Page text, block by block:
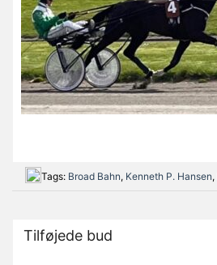
Tags: Broad Bahn, Kenneth P. Hansen,
Tilføjede bud